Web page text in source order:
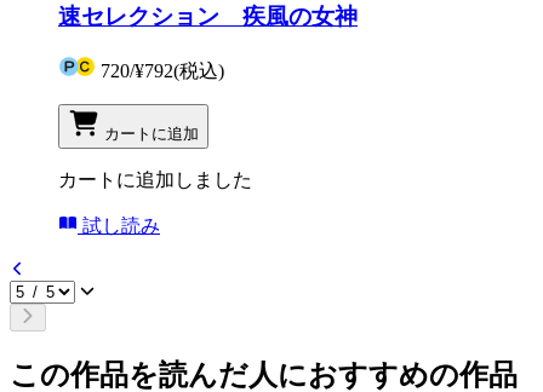
速セレクション 疾風の女神
720/¥792(税込)
カートに追加
カートに追加しました
試し読み
この作品を読んだ人におすすめの作品